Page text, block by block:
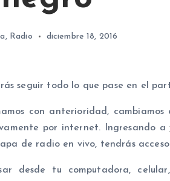
, Radio diciembre 18, 2016
seguir todo lo que pase en el
con anterioridad,
por internet. Ingresando a
de radio en vivo, tendrás
desde tu computadora,